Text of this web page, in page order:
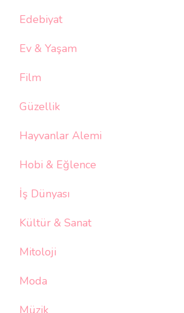
Edebiyat
Ev & Yaşam
Film
Güzellik
Hayvanlar Alemi
Hobi & Eğlence
İş Dünyası
Kültür & Sanat
Mitoloji
Moda
Müzik